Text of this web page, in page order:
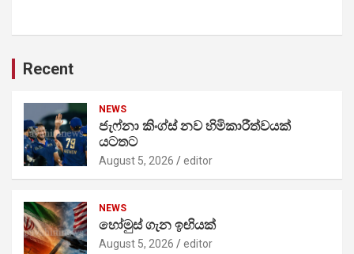
Recent
NEWS
ජැෆ්නා කිංග්ස් නව හිමිකාරීත්වයක්
යටතට
August 5, 2026 editor
NEWS
හෝමුස් ගැන ඉඟියක්
August 5, 2026 editor